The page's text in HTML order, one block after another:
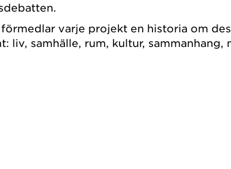
förmedlar varje projekt en historia om
liv, samhälle, rum, kultur, sammanhang,